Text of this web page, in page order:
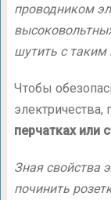
проводником
шутить с таким
Чтобы
электричества,
перчатках или
Зная свойства
починить